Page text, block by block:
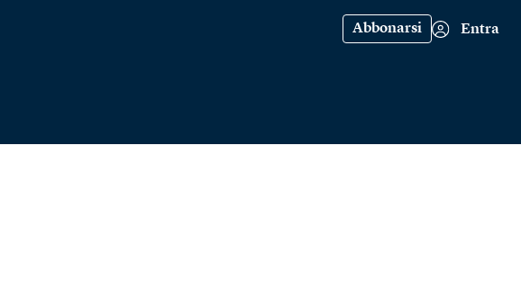
Abbonarsi Entra